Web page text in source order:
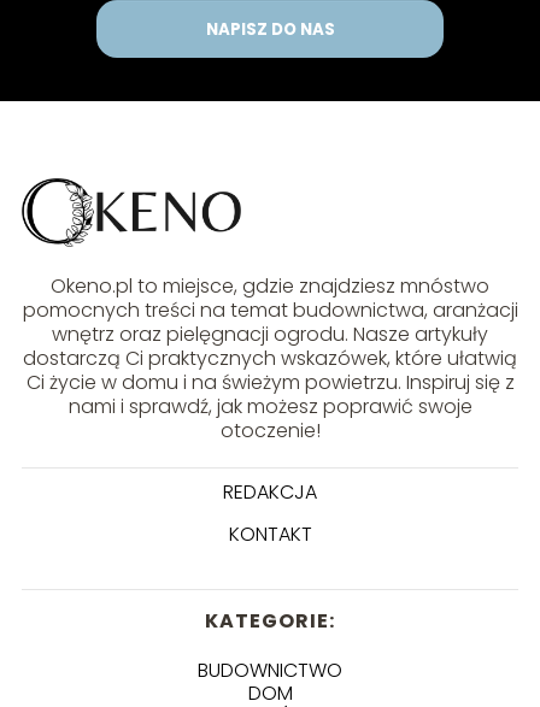
NAPISZ DO NAS
Okeno.pl to miejsce, gdzie znajdziesz mnóstwo
pomocnych treści na temat budownictwa, aranżacji
wnętrz oraz pielęgnacji ogrodu. Nasze artykuły
dostarczą Ci praktycznych wskazówek, które ułatwią
Ci życie w domu i na świeżym powietrzu. Inspiruj się z
nami i sprawdź, jak możesz poprawić swoje
otoczenie!
REDAKCJA
KONTAKT
KATEGORIE:
BUDOWNICTWO
DOM